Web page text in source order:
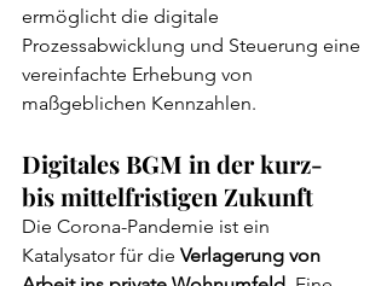
ermöglicht die digitale
Prozessabwicklung und Steuerung eine
vereinfachte Erhebung von
maßgeblichen Kennzahlen.
Digitales BGM in der kurz-
bis mittelfristigen Zukunft
Die Corona-Pandemie ist ein
Katalysator für die Verlagerung von